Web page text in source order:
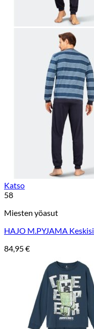
Katso
58
Miesten yöasut
HAJO M.PYJAMA
84,95€